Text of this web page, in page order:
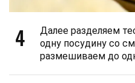
4
Далее разделяем
одну посудину со
размешиваем до